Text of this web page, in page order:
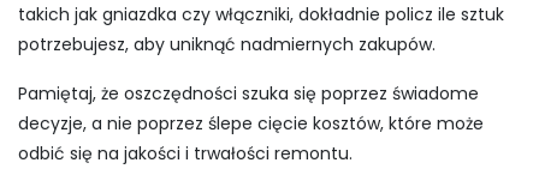
takich jak gniazdka czy włączniki, dokładnie policz ile sztuk
potrzebujesz, aby uniknąć nadmiernych zakupów.
Pamiętaj, że oszczędności szuka się poprzez świadome
decyzje, a nie poprzez ślepe cięcie kosztów, które może
odbić się na jakości i trwałości remontu.